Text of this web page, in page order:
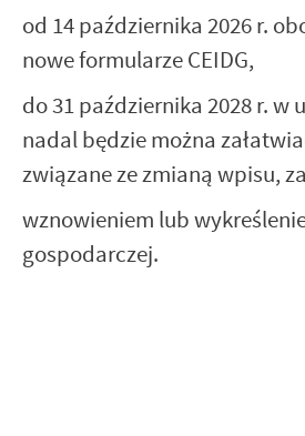
od 14 października 2026 r.
nowe formularze CEIDG,
do 31 października 2028 r. w
nadal będzie można
związane ze zmianą wpisu,
wznowieniem lub
gospodarczej.